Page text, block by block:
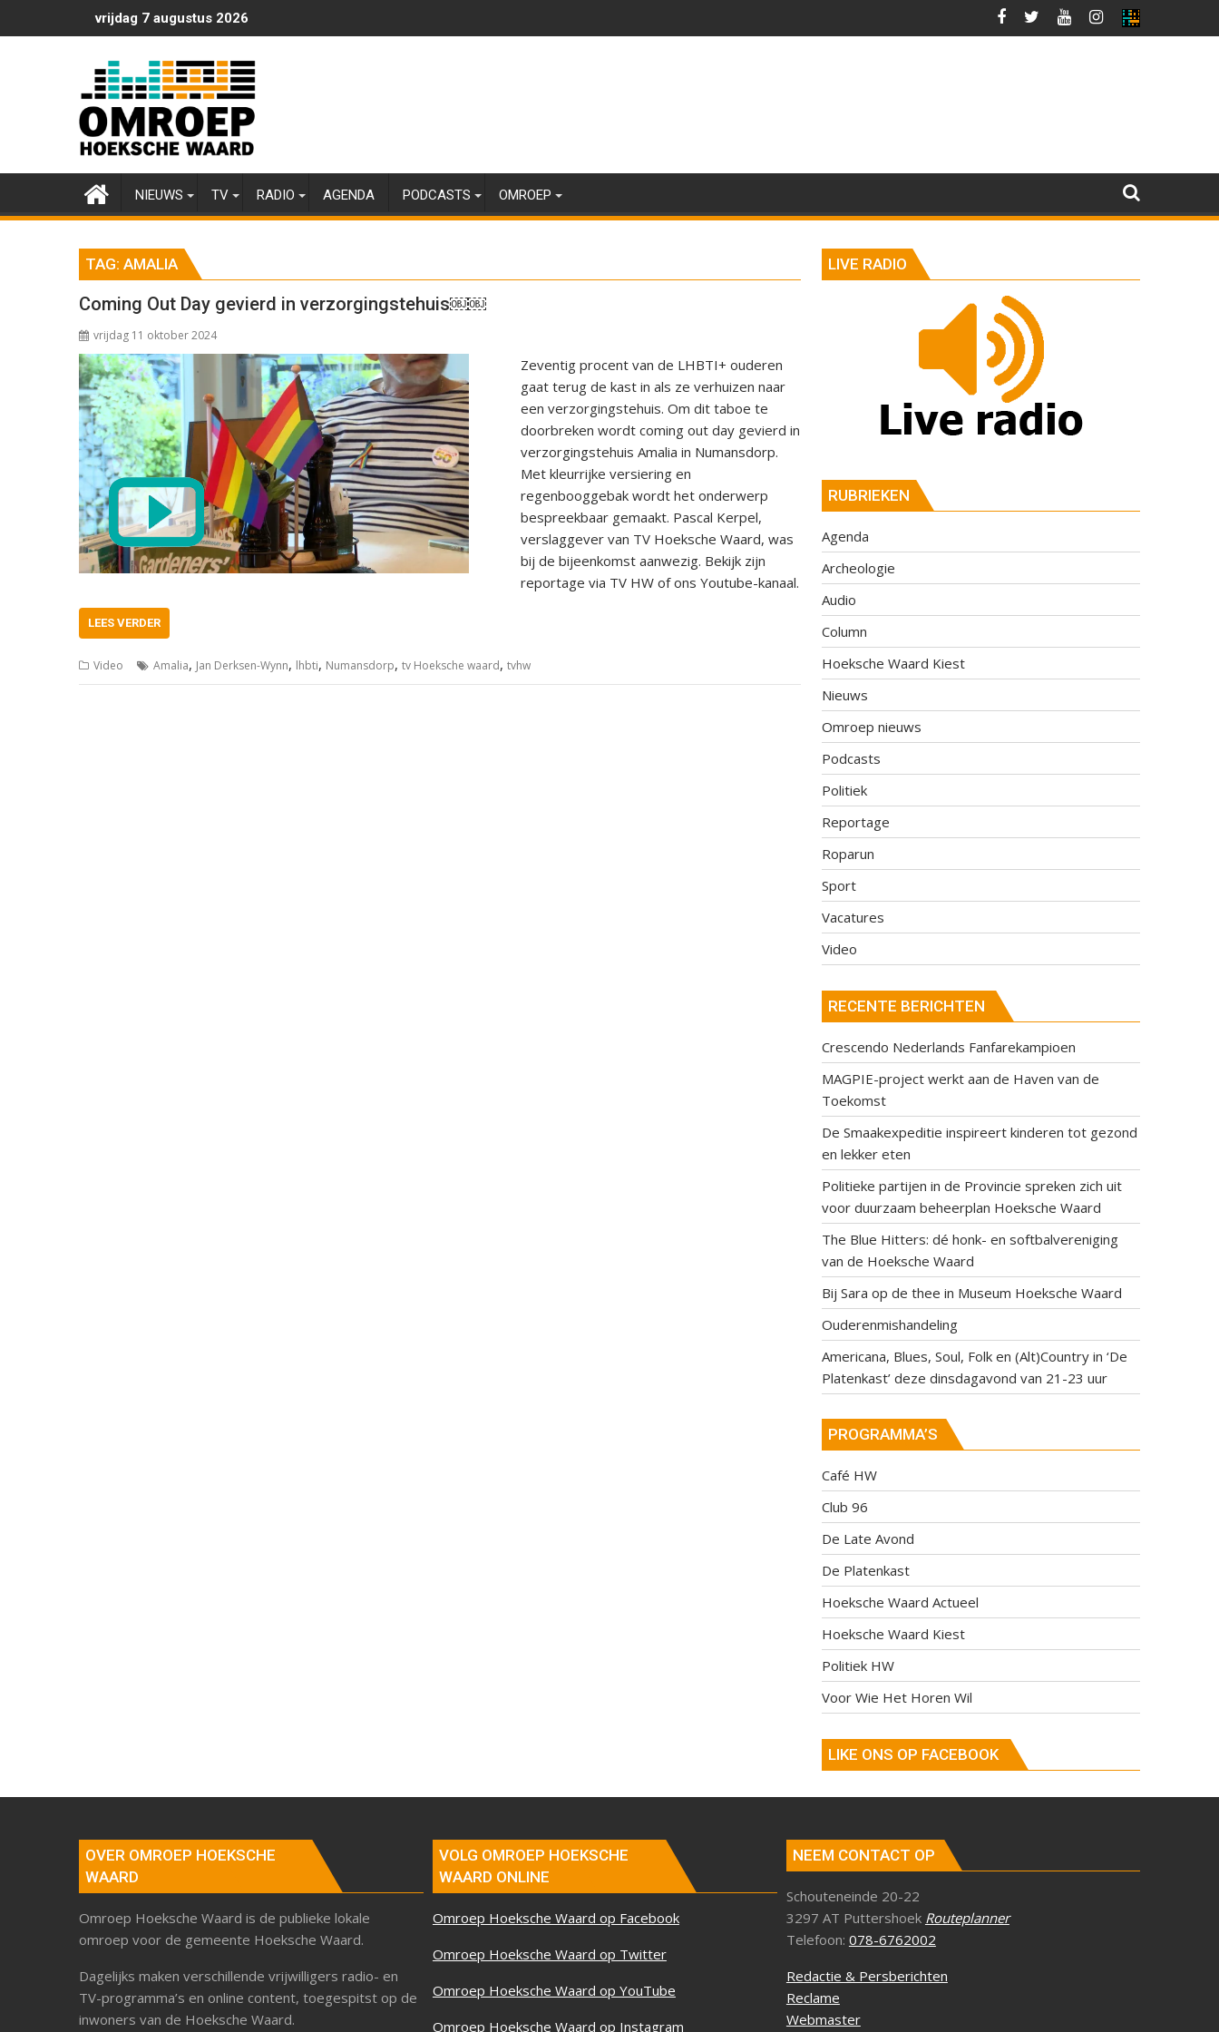
naar
vrijdag 7 augustus 2026
NIEUWS TV RADIO AGENDA PODCASTS OMROEP
TAG: AMALIA
Coming Out Day gevierd in verzorgingstehuis￼￼
vrijdag 11 oktober 2024
Zeventig procent van de LHBTI+ ouderen
gaat terug de kast in als ze verhuizen naar
een verzorgingstehuis. Om dit taboe te
doorbreken wordt coming out day gevierd in
verzorgingstehuis Amalia in Numansdorp.
Met kleurrijke versiering en
regenbooggebak wordt het onderwerp
bespreekbaar gemaakt. Pascal Kerpel,
verslaggever van TV Hoeksche Waard, was
bij de bijeenkomst aanwezig. Bekijk zijn
reportage via TV HW of ons Youtube-kanaal.
LEES VERDER
Video Amalia, Jan Derksen-Wynn, lhbti, Numansdorp, tv Hoeksche waard, tvhw
LIVE RADIO
RUBRIEKEN
Agenda
Archeologie
Audio
Column
Hoeksche Waard Kiest
Nieuws
Omroep nieuws
Podcasts
Politiek
Reportage
Roparun
Sport
Vacatures
Video
RECENTE BERICHTEN
Crescendo Nederlands Fanfarekampioen
MAGPIE-project werkt aan de Haven van de
Toekomst
De Smaakexpeditie inspireert kinderen tot gezond
en lekker eten
Politieke partijen in de Provincie spreken zich uit
voor duurzaam beheerplan Hoeksche Waard
The Blue Hitters: dé honk- en softbalvereniging
van de Hoeksche Waard
Bij Sara op de thee in Museum Hoeksche Waard
Ouderenmishandeling
Americana, Blues, Soul, Folk en (Alt)Country in ‘De
Platenkast’ deze dinsdagavond van 21-23 uur
PROGRAMMA’S
Café HW
Club 96
De Late Avond
De Platenkast
Hoeksche Waard Actueel
Hoeksche Waard Kiest
Politiek HW
Voor Wie Het Horen Wil
LIKE ONS OP FACEBOOK
OVER OMROEP HOEKSCHE
WAARD
Omroep Hoeksche Waard is de publieke lokale
omroep voor de gemeente Hoeksche Waard.
Dagelijks maken verschillende vrijwilligers radio- en
TV-programma’s en online content, toegespitst op de
inwoners van de Hoeksche Waard.
VOLG OMROEP HOEKSCHE
WAARD ONLINE
Omroep Hoeksche Waard op Facebook
Omroep Hoeksche Waard op Twitter
Omroep Hoeksche Waard op YouTube
Omroep Hoeksche Waard op Instagram
NEEM CONTACT OP
Schouteneinde 20-22
3297 AT Puttershoek Routeplanner
Telefoon: 078-6762002
Redactie & Persberichten
Reclame
Webmaster